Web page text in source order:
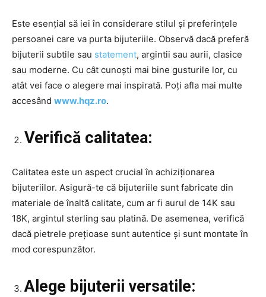
Este esențial să iei în considerare stilul și preferințele
persoanei care va purta bijuteriile. Observă dacă preferă
bijuterii subtile sau statement, argintii sau aurii, clasice
sau moderne. Cu cât cunoști mai bine gusturile lor, cu
atât vei face o alegere mai inspirată. Poți afla mai multe
accesând www.hqz.ro.
Verifică calitatea:
Calitatea este un aspect crucial în achiziționarea
bijuteriilor. Asigură-te că bijuteriile sunt fabricate din
materiale de înaltă calitate, cum ar fi aurul de 14K sau
18K, argintul sterling sau platină. De asemenea, verifică
dacă pietrele prețioase sunt autentice și sunt montate în
mod corespunzător.
Alege bijuterii versatile: